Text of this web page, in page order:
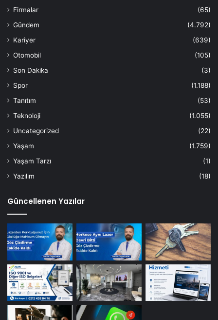
Firmalar
(65)
Gündem
(4.792)
Kariyer
(639)
Otomobil
(105)
Son Dakika
(3)
Spor
(1.188)
Tanıtım
(53)
Teknoloji
(1.055)
Uncategorized
(22)
Yaşam
(1.759)
Yaşam Tarzı
(1)
Yazılım
(18)
Güncellenen Yazılar